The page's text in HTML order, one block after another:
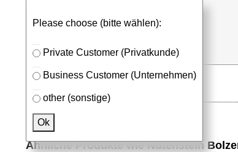
Please choose (bitte wählen):
Private Customer (Privatkunde)
Business Customer (Unternehmen)
other (sonstige)
Ok
⮮
Stk. in Anfrageliste
Ähnliche Produkte wie Nutenstein